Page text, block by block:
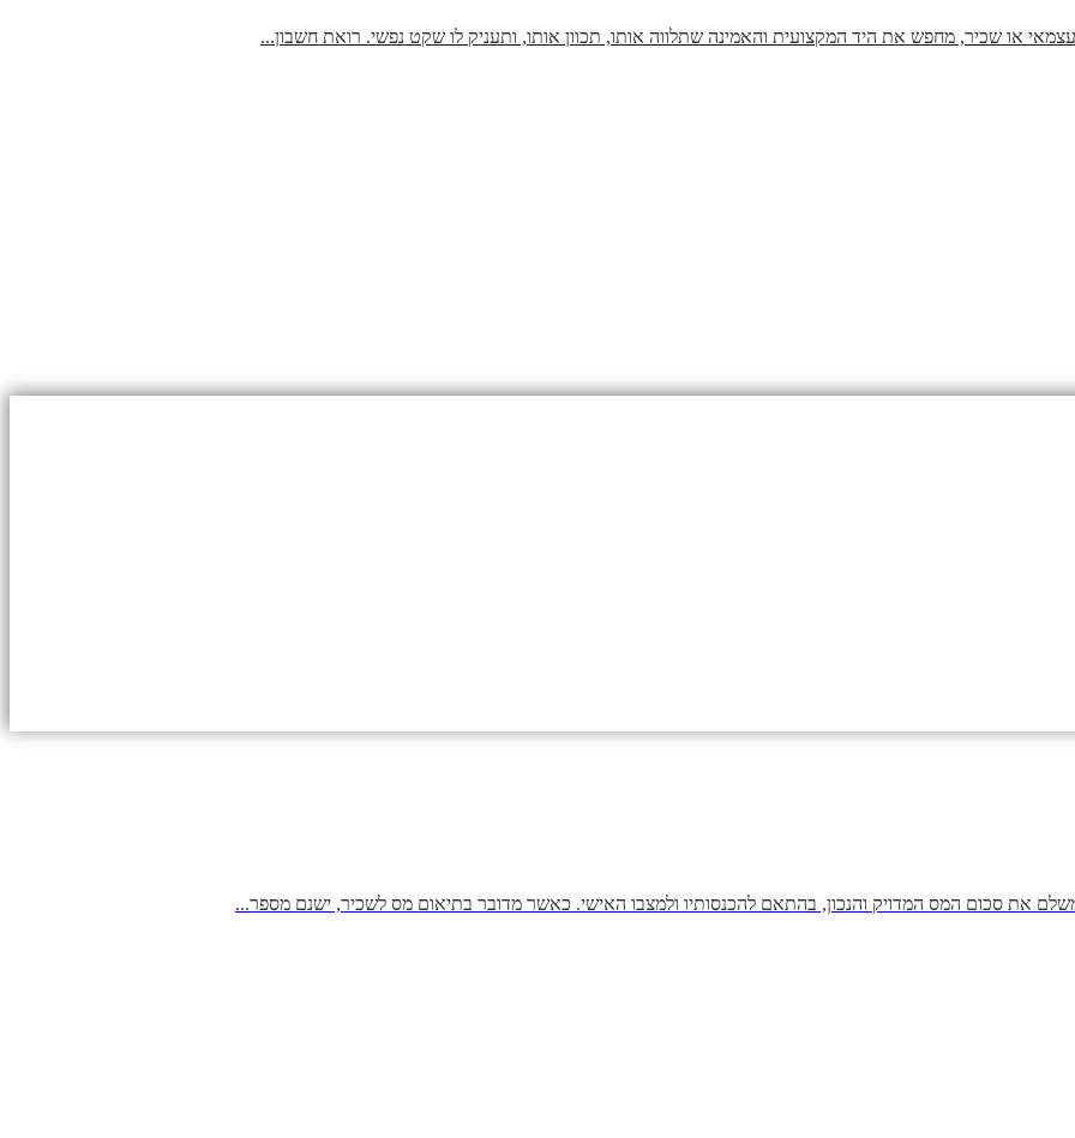
או שכיר, מחפש את היד המקצועית והאמינה שתלווה אותו, תכוון אותו, ותעניק לו שקט נפשי. רואת חשבון...
את סכום המס המדויק והנכון, בהתאם להכנסותיו ולמצבו האישי. כאשר מדובר בתיאום מס לשכיר, ישנם מספר...